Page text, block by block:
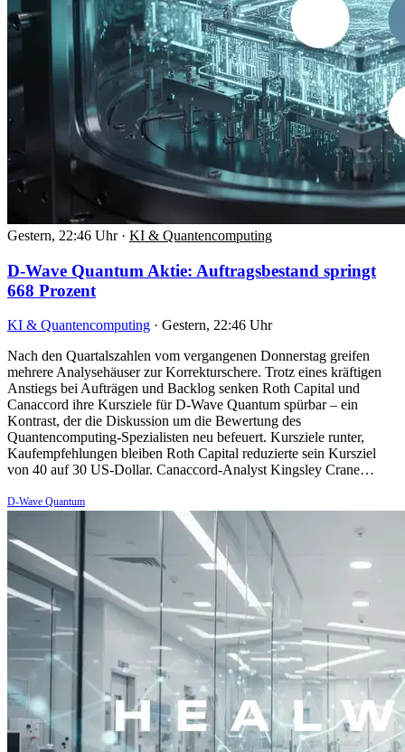
Gestern, 22:46 Uhr · KI & Quantencomputing
D-Wave Quantum Aktie: Auftragsbestand springt
668 Prozent
KI & Quantencomputing · Gestern, 22:46 Uhr
Nach den Quartalszahlen vom vergangenen Donnerstag greifen
mehrere Analysehäuser zur Korrekturschere. Trotz eines kräftigen
Anstiegs bei Aufträgen und Backlog senken Roth Capital und
Canaccord ihre Kursziele für D-Wave Quantum spürbar – ein
Kontrast, der die Diskussion um die Bewertung des
Quantencomputing-Spezialisten neu befeuert. Kursziele runter,
Kaufempfehlungen bleiben Roth Capital reduzierte sein Kursziel
von 40 auf 30 US-Dollar. Canaccord-Analyst Kingsley Crane…
D-Wave Quantum